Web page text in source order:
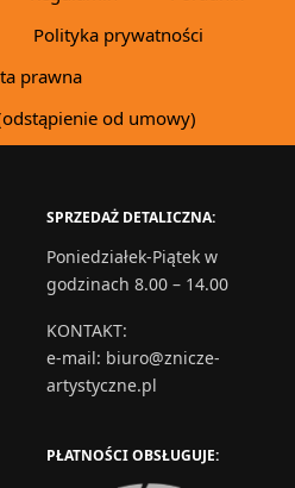
Polityka prywatności
prawna
od umowy)
SPRZEDAŻ DETALICZNA:
Poniedziałek-Piątek w
godzinach 8.00 – 14.00
KONTAKT:
e-mail: biuro@znicze-
artystyczne.pl
PŁATNOŚCI OBSŁUGUJE: